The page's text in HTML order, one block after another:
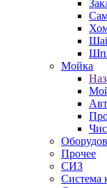
Мойка
Прочее
СИЗ
Система